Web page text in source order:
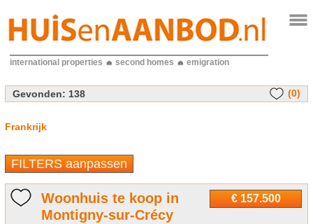
international properties second homes emigration
Gevonden: 138 (0)
Frankrijk
FILTERS aanpassen
€ 157.500
Woonhuis te koop in
Montigny-sur-Crécy